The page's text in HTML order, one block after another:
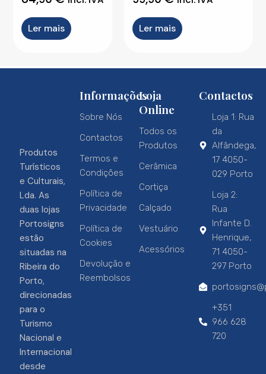
Ler mais Ler mais
Produtos
Turísticos
e Culturais,
Lda. As
duas lojas
Portosigns
estão
situadas na
Ribeira do
Porto,
direcionadas
para o
Turismo
Nacional e
Internacional
desde
Informações
Sobre Nós
Contactos
Termos e
Condições
Política de
Privacidade
Política de
Cookies
Devolução e
Reembolsos
Loja
Online
Todos os
Produtos
Cerâmica
Cortiça
Calçado
Vestuário
Acessórios
Contactos
Loja 1: Rua
da
Alfândega,
17 4050-
029 Porto
Loja 2:
Rua
Infante D.
Henrique,
71 4050-
297 Porto
+351
966 628
720